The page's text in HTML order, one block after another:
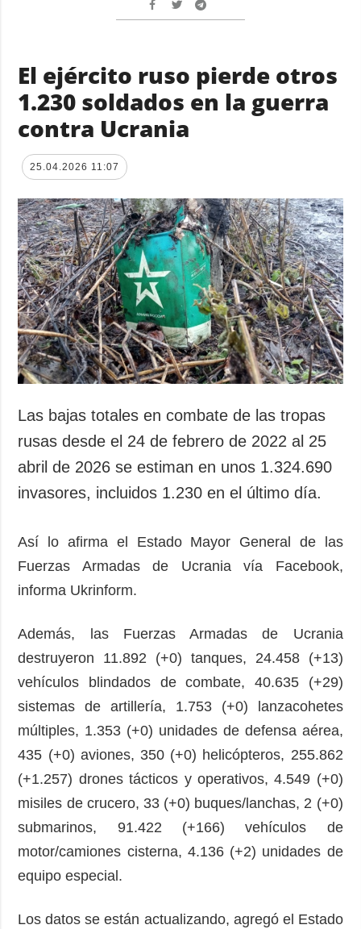
El ejército ruso pierde otros
1.230 soldados en la guerra
contra Ucrania
25.04.2026 11:07
Las bajas totales en combate de las tropas
rusas desde el 24 de febrero de 2022 al 25
abril de 2026 se estiman en unos 1.324.690
invasores, incluidos 1.230 en el último día.
Así lo afirma el Estado Mayor General de las
Fuerzas Armadas de Ucrania vía Facebook,
informa Ukrinform.
Además, las Fuerzas Armadas de Ucrania
destruyeron 11.892 (+0) tanques, 24.458 (+13)
vehículos blindados de combate, 40.635 (+29)
sistemas de artillería, 1.753 (+0) lanzacohetes
múltiples, 1.353 (+0) unidades de defensa aérea,
435 (+0) aviones, 350 (+0) helicópteros, 255.862
(+1.257) drones tácticos y operativos, 4.549 (+0)
misiles de crucero, 33 (+0) buques/lanchas, 2 (+0)
submarinos, 91.422 (+166) vehículos de
motor/camiones cisterna, 4.136 (+2) unidades de
equipo especial.
Los datos se están actualizando, agregó el Estado